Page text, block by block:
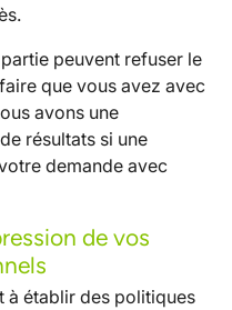
peuvent refuser le
que vous avez avec
avons une
résultats si une
demande avec
de vos
à établir des politiques